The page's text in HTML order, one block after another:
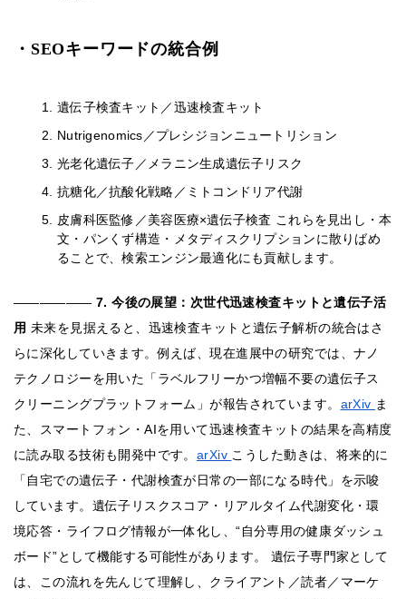
・SEOキーワードの統合例
遺伝子検査キット／迅速検査キット
Nutrigenomics／プレシジョンニュートリション
光老化遺伝子／メラニン生成遺伝子リスク
抗糖化／抗酸化戦略／ミトコンドリア代謝
皮膚科医監修／美容医療×遺伝子検査 これらを見出し・本
文・パンくず構造・メタディスクリプションに散りばめ
ることで、検索エンジン最適化にも貢献します。
―――――― 7. 今後の展望：次世代迅速検査キットと遺伝子活
用 未来を見据えると、迅速検査キットと遺伝子解析の統合はさ
らに深化していきます。例えば、現在進展中の研究では、ナノ
テクノロジーを用いた「ラベルフリーかつ増幅不要の遺伝子ス
クリーニングプラットフォーム」が報告されています。 arXiv ま
た、スマートフォン・AIを用いて迅速検査キットの結果を高精度
に読み取る技術も開発中です。 arXiv こうした動きは、将来的に
「自宅での遺伝子・代謝検査が日常の一部になる時代」を示唆
しています。遺伝子リスクスコア・リアルタイム代謝変化・環
境応答・ライフログ情報が一体化し、“自分専用の健康ダッシュ
ボード”として機能する可能性があります。 遺伝子専門家として
は、この流れを先んじて理解し、クライアント／読者／マーケ